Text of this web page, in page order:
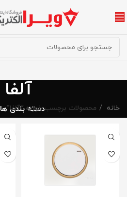
آلفا
دسته بندی ها خانه محصولات برچسب خورده “آلفا”